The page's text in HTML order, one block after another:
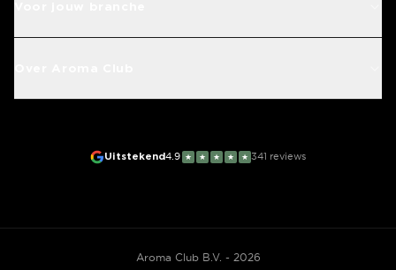
Uitstekend4.9 ★ ★ ★ ★ ★ 341 reviews
Aroma Club B.V. - 2026